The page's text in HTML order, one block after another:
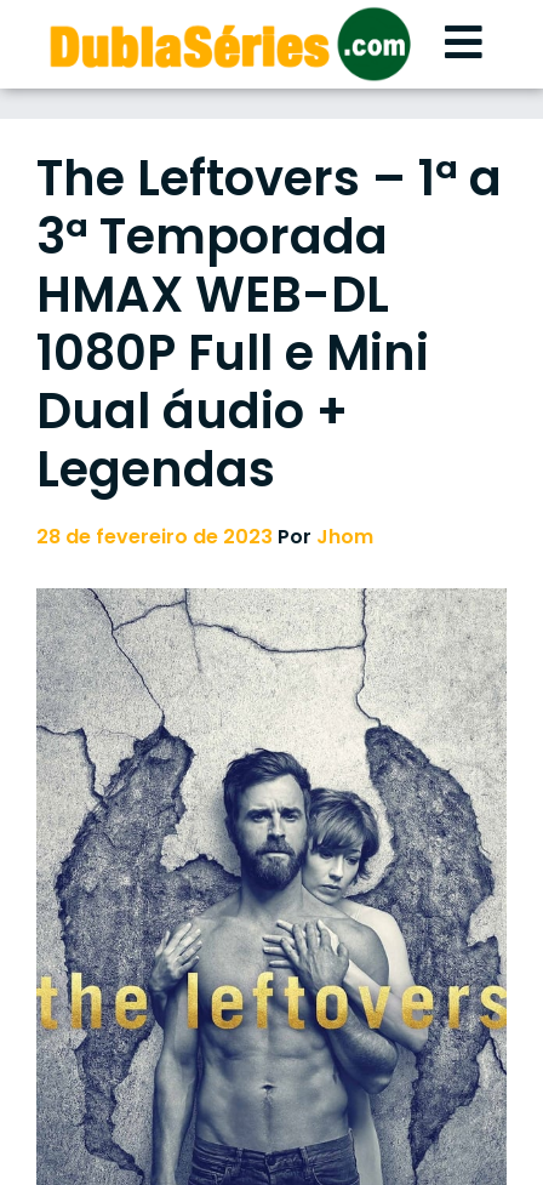
content
The Leftovers – 1ª a
3ª Temporada
HMAX WEB-DL
1080P Full e Mini
Dual áudio +
Legendas
28 de fevereiro de 2023 Por Jhom